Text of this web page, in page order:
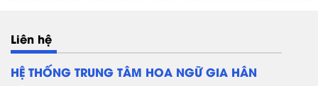
Liên hệ
HỆ THỐNG TRUNG TÂM HOA NGỮ GIA HÂN